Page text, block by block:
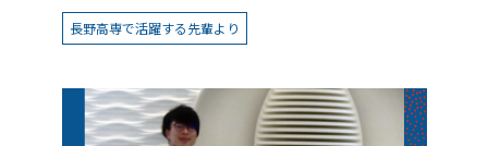
長野高専で活躍する先輩より